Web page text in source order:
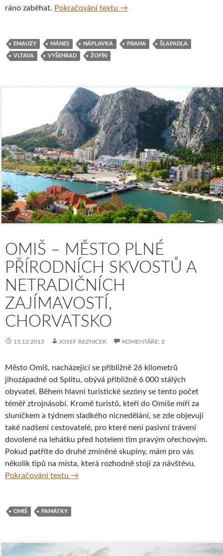
ráno zaběhat. Pokračování textu Náplavka a okolí, Praha,
→
EMAUZY MÁNES NÁPLAVKA PRAHA ŠLAPADLA
VLTAVA VYŠEHRAD ŽOFÍN
OMIŠ – MĚSTO PLNÉ
PŘÍRODNÍCH SKVOSTŮ A
NETRADIČNÍCH
ZAJÍMAVOSTÍ,
CHORVATSKO
15.12.2013 JOSEF REZNICEK KOMENTÁŘE: 2
Město Omiš, nacházející se přibližně 26 kilometrů
jihozápadně od Splitu, obývá přibližně 6 000 stálých
obyvatel. Během hlavní turistické sezóny se tento počet
téměř ztrojnásobí. Kromě turistů, kteří do Omiše míří za
sluníčkem a týdnem sladkého nicnedělání, se zde objevují
také nadšení cestovatelé, pro které není pasivní trávení
dovolené na lehátku před hotelem tím pravým ořechovým.
Pokud patříte do druhé zmíněné skupiny, mám pro vás
několik tipů na místa, která rozhodně stojí za návštěvu.
Pokračování textu Omiš – město plné přírodních skvostů a
→
OMIŠ PAMÁTKY